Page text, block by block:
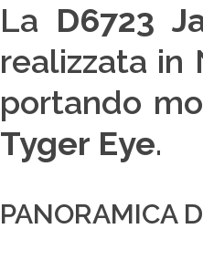
La D6723
realizzata in
portando
Tyger Eye.
PANORAMICA